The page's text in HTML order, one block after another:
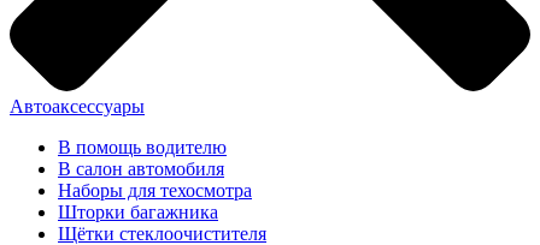
Автоаксессуары
В помощь водителю
В салон автомобиля
Наборы для техосмотра
Шторки багажника
Щётки стеклоочистителя